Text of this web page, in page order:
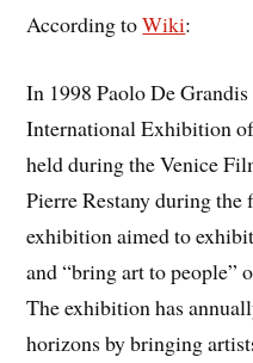
According toWiki:
In 1998 Paolo De
International Exhibition
held during the Venice
Pierre Restany during
exhibition aimed to
and “bring art to people”
The exhibition has
horizons by bringing